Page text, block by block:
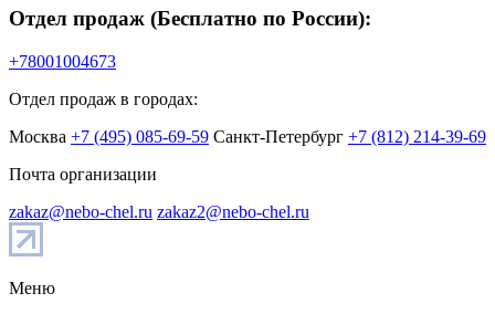
Отдел продаж (Бесплатно по России):
+78001004673
Отдел продаж в городах:
Москва +7 (495) 085-69-59 Санкт-Петербург +7 (812) 214-39-69
Почта организации
zakaz@nebo-chel.ru zakaz2@nebo-chel.ru
Меню